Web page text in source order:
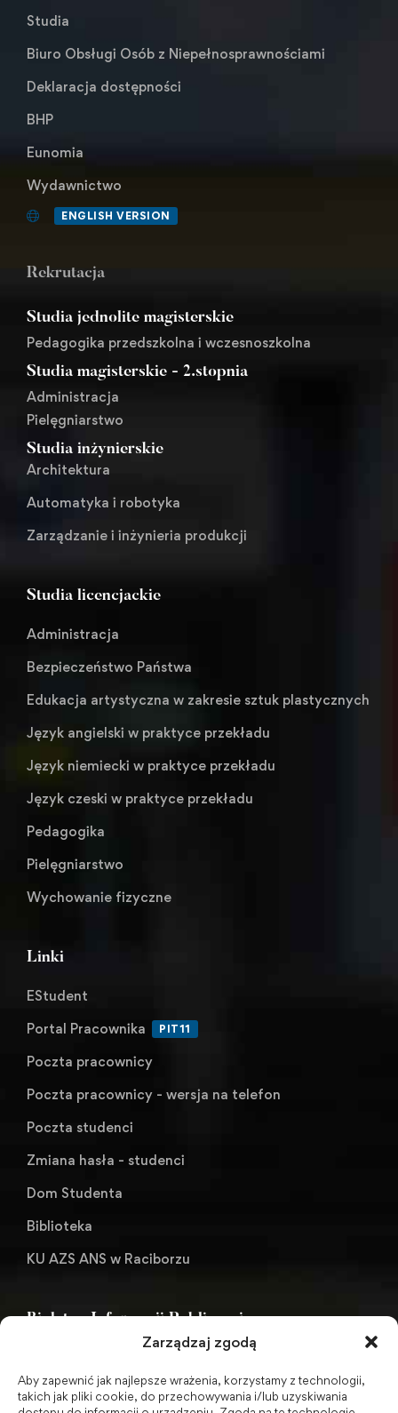
Zarządzaj zgodą
Aby zapewnić jak najlepsze wrażenia, korzystamy z technologii,
takich jak pliki cookie, do przechowywania i/lub uzyskiwania
Studia
Biuro Obsługi Osób z Niepełnosprawnościami
Deklaracja dostępności
BHP
Eunomia
Wydawnictwo
ENGLISH VERSION
Rekrutacja
Studia jednolite magisterskie
Pedagogika przedszkolna i wczesnoszkolna
Studia magisterskie - 2.stopnia
Administracja
Pielęgniarstwo
Studia inżynierskie
Architektura
Automatyka i robotyka
Zarządzanie i inżynieria produkcji
Studia licencjackie
Administracja
Bezpieczeństwo Państwa
Edukacja artystyczna w zakresie sztuk plastycznych
Język angielski w praktyce przekładu
Język niemiecki w praktyce przekładu
Język czeski w praktyce przekładu
Pedagogika
Pielęgniarstwo
Wychowanie fizyczne
Linki
EStudent
Portal Pracownika
PIT11
Poczta pracownicy
Poczta pracownicy - wersja na telefon
Poczta studenci
Zmiana hasła - studenci
Dom Studenta
Biblioteka
KU AZS ANS w Raciborzu
Biuletyn Informacji Publicznej
BIP - Biuletyn Informacji Publicznej PWSZ -